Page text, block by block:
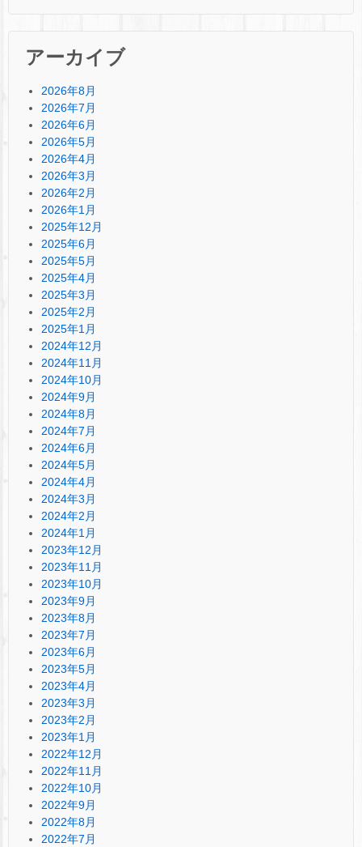
アーカイブ
2026年8月
2026年7月
2026年6月
2026年5月
2026年4月
2026年3月
2026年2月
2026年1月
2025年12月
2025年6月
2025年5月
2025年4月
2025年3月
2025年2月
2025年1月
2024年12月
2024年11月
2024年10月
2024年9月
2024年8月
2024年7月
2024年6月
2024年5月
2024年4月
2024年3月
2024年2月
2024年1月
2023年12月
2023年11月
2023年10月
2023年9月
2023年8月
2023年7月
2023年6月
2023年5月
2023年4月
2023年3月
2023年2月
2023年1月
2022年12月
2022年11月
2022年10月
2022年9月
2022年8月
2022年7月